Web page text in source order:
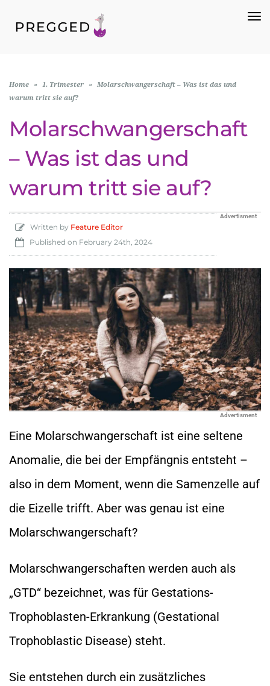
Home » 1. Trimester »
Molarschwangerschaft – Was ist das und
warum tritt sie auf?
Molarschwangerschaft
– Was ist das und
warum tritt sie auf?
Advertisment
Written by Feature Editor
Published on February 24th, 2024
Advertisment
Eine Molarschwangerschaft ist eine seltene
Anomalie, die bei der Empfängnis entsteht –
also in dem Moment, wenn die Samenzelle auf
die Eizelle trifft. Aber was genau ist eine
Molarschwangerschaft?
Molarschwangerschaften werden auch als
„GTD“ bezeichnet, was für Gestations-
Trophoblasten-Erkrankung (Gestational
Trophoblastic Disease) steht.
Sie entstehen durch ein zusätzliches